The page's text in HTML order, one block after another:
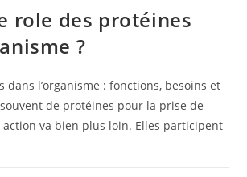
role des protéines
?
dans l’organisme : fonctions, besoins et
de protéines pour la prise de
va bien plus loin. Elles participent